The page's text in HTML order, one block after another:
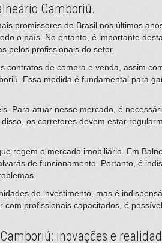
Camboriú.
promissores do Brasil nos últimos
o país. No entanto, é importante
pelos profissionais do setor.
contratos de compra e venda, assim
Essa medida é fundamental para
Para atuar nesse mercado, é
os corretores devem estar
regem o mercado imobiliário. Em
de funcionamento. Portanto, é
de investimento, mas é
profissionais capacitados, é
inovações e